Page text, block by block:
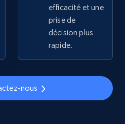
Commencer
Model number,
efficacité et une
prise de
décision plus
rapide.
nous